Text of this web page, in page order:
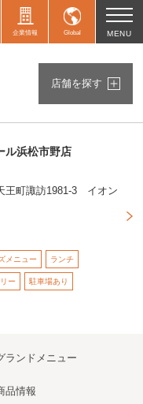
企業情報 Global MENU
店舗を探す
ル浜松市野店
王町諏訪1981-3 イオン
メニュー ランチ
ー 駐車場あり
ランドメニュー
品情報